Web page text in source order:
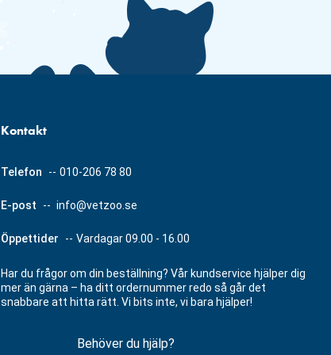
Kontakt
Telefon -- 010-206 78 80
E-post -- info@vetzoo.se
Öppettider -- Vardagar 09.00 - 16.00
Har du frågor om din beställning? Vår kundservice hjälper dig
mer än gärna – ha ditt ordernummer redo så går det
snabbare att hitta rätt. Vi bits inte, vi bara hjälper!
Behöver du hjälp?